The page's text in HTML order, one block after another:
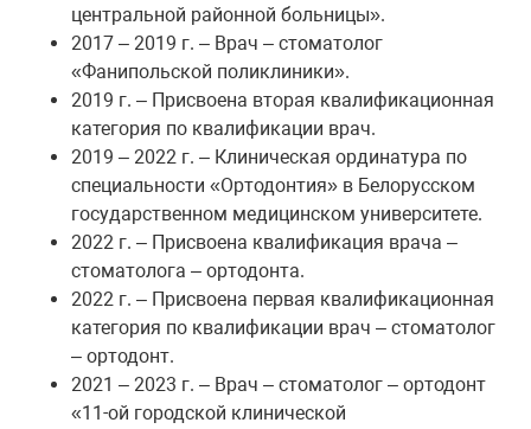
центральной районной больницы».
2017 – 2019 г. – Врач – стоматолог
«Фанипольской поликлиники».
2019 г. – Присвоена вторая квалификационная
категория по квалификации врач.
2019 – 2022 г. – Клиническая ординатура по
специальности «Ортодонтия» в Белорусском
государственном медицинском университете.
2022 г. – Присвоена квалификация врача –
стоматолога – ортодонта.
2022 г. – Присвоена первая квалификационная
категория по квалификации врач – стоматолог
– ортодонт.
2021 – 2023 г. – Врач – стоматолог – ортодонт
«11-ой городской клинической